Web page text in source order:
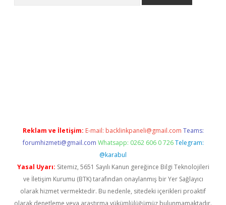
Reklam ve İletişim: E-mail: backlinkpaneli@gmail.com Teams:
forumhizmeti@gmail.com Whatsapp: 0262 606 0 726 Telegram:
@karabul
Yasal Uyarı: Sitemiz, 5651 Sayılı Kanun gereğince Bilgi Teknolojileri
ve İletişim Kurumu (BTK) tarafından onaylanmış bir Yer Sağlayıcı
olarak hizmet vermektedir. Bu nedenle, sitedeki içerikleri proaktif
olarak denetleme veya araştırma yükümlülüğümüz bulunmamaktadır.